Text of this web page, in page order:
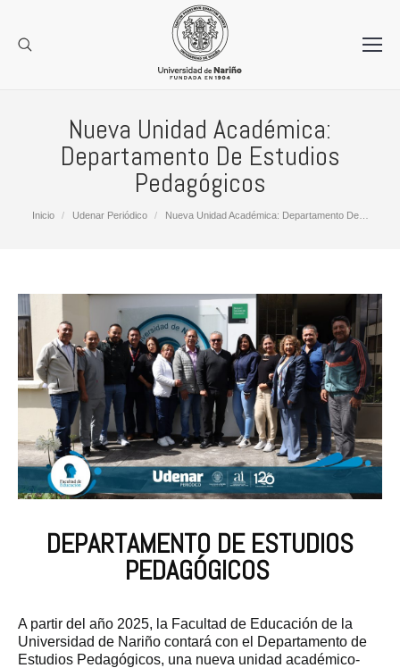
Nueva Unidad Académica:
Departamento De Estudios
Pedagógicos
Estás aquí:
Inicio Udenar Periódico Nueva Unidad Académica: Departamento De…
DEPARTAMENTO DE ESTUDIOS
PEDAGÓGICOS
A partir del año 2025, la Facultad de Educación de la
Universidad de Nariño contará con el Departamento de
Estudios Pedagógicos, una nueva unidad académico-